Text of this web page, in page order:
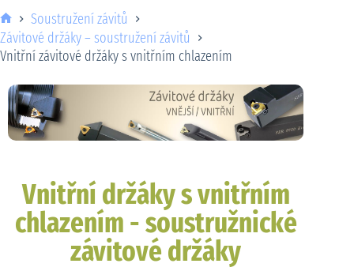
Soustružení závitů
Závitové držáky – soustružení závitů
Vnitřní závitové držáky s vnitřním chlazením
Vnitřní držáky s vnitřním
chlazením - soustružnické
závitové držáky